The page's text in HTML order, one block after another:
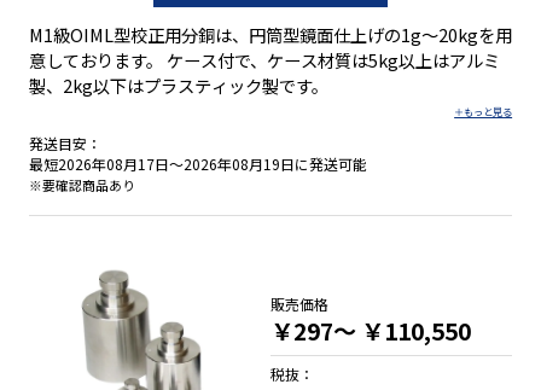
M1級OIML型校正用分銅は、円筒型鏡面仕上げの1g～20kgを用
意しております。 ケース付で、ケース材質は5kg以上はアルミ
製、2kg以下はプラスティック製です。
発送目安：
最短2026年08月17日～2026年08月19日に発送可能
※要確認商品あり
販売価格
￥297～ ￥110,550
税抜：